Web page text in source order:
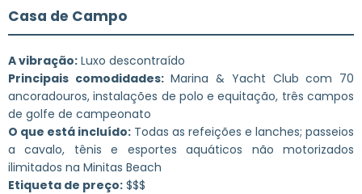
Casa de Campo
A vibração: Luxo descontraído
Principais comodidades:Marina & Yacht Club com 70
ancoradouros, instalações de polo e equitação, três campos
de golfe de campeonato
O que está incluído: Todas as refeições e lanches; passeios
a cavalo, tênis e esportes aquáticos não motorizados
ilimitados na Minitas Beach
Etiqueta de preço: $$$